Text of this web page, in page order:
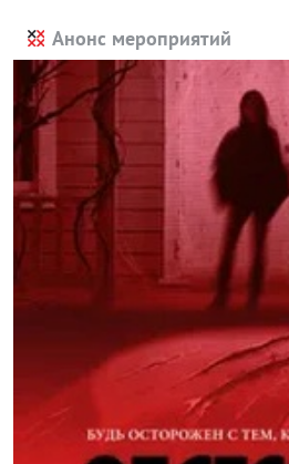
Анонс мероприятий